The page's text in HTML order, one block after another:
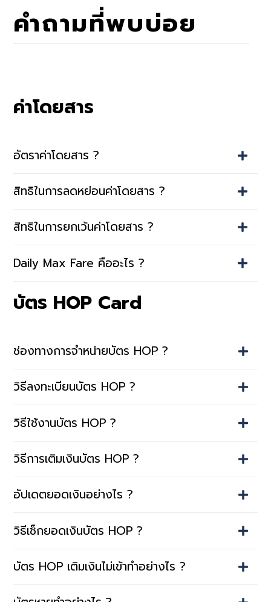
คำถามที่พบบ่อย
ค่าโดยสาร
อัตราค่าโดยสาร ?
สิทธิในการลดหย่อนค่าโดยสาร ?
สิทธิในการยกเว้นค่าโดยสาร ?
Daily Max Fare คืออะไร ?
บัตร HOP Card
ช่องทางการจำหน่ายบัตร HOP ?
วิธีลงทะเบียนบัตร HOP ?
วิธีใช้งานบัตร HOP ?
วิธีการเติมเงินบัตร HOP ?
อัปเดตยอดเงินอย่างไร ?
วิธีเช็กยอดเงินบัตร HOP ?
บัตร HOP เติมเงินไม่เข้าทำอย่างไร ?